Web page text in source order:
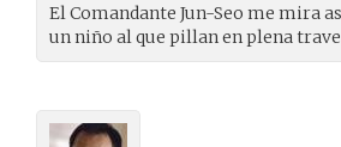
El Comandante Jun-Seo me mira
un niño al que pillan en plena